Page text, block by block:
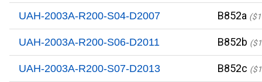
UAH-2003A-R200-S04-D2007 B852a
UAH-2003A-R200-S06-D2011 B852b
UAH-2003A-R200-S07-D2013 B852c